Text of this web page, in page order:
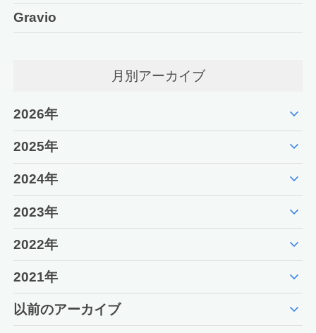
Gravio
月別アーカイブ
2026年 expand_more
2025年 expand_more
2024年 expand_more
2023年 expand_more
2022年 expand_more
2021年 expand_more
以前のアーカイブ expand_more